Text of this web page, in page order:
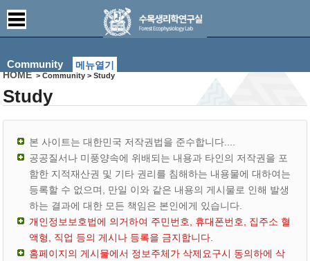
Community
메뉴열기
HOME > Community > Study
Study
본 사이트는 대한민국 저작권법을 준수합니다....
공공질서나 미풍양속에 위배되는 내용과 타인의 저작권을 포
함한 지적재산권 및 기타 권리를 침해하는 내용물에 대하여는
등록할 수 없으며, 만일 이와 같은 내용의 게시물로 인해 발생
하는 결과에 대한 모든 책임은 본인에게 있습니다.
개인정보보호법에 의거하여 주민번호, 휴대폰번호, 집주소 혈
액형, 직업 등의 게시나 등록을 금지합니다.
홈페이지의 게시물에서 정보주체가 삭제요구시 동의하에 삭